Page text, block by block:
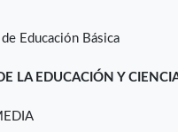
Educación Básica
LA EDUCACIÓN Y